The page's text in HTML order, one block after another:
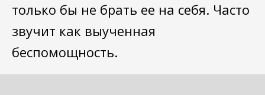
только бы не брать ее на себя. Часто
звучит как выученная
беспомощность.